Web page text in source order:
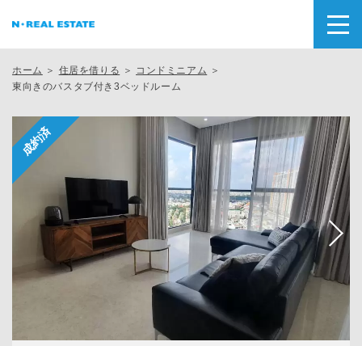
ホーム ＞ 住居を借りる ＞ コンドミニアム ＞
東向きのバスタブ付き3ベッドルーム